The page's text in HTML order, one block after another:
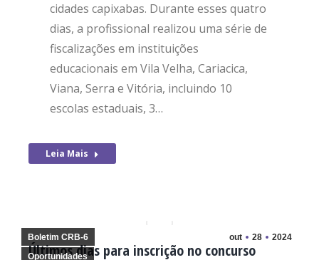
cidades capixabas. Durante esses quatro
dias, a profissional realizou uma série de
fiscalizações em instituições
educacionais em Vila Velha, Cariacica,
Viana, Serra e Vitória, incluindo 10
escolas estaduais, 3…
Leia Mais
out 28 2024
Boletim CRB-6
Oportunidades
Últimos dias para inscrição no concurso